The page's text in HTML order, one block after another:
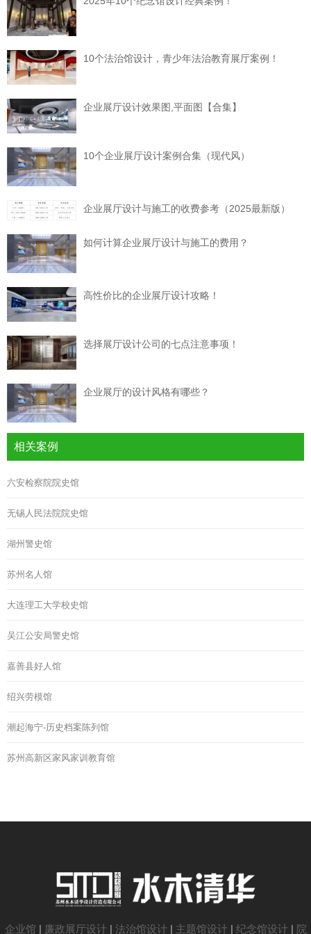
10个法治馆设计，青少年法治教育展厅案例！
企业展厅设计效果图,平面图【合集】
10个企业展厅设计案例合集（现代风）
企业展厅设计与施工的收费参考（2025最新版）
如何计算企业展厅设计与施工的费用？
高性价比的企业展厅设计攻略！
选择展厅设计公司的七点注意事项！
企业展厅的设计风格有哪些？
相关案例
六安检察院院史馆
无锡人民法院院史馆
湖州警史馆
苏州名人馆
大连理工大学校史馆
吴江公安局警史馆
嘉善县好人馆
绍兴劳模馆
潮起海宁-历史档案陈列馆
苏州高新区家风家训教育馆
企业馆 | 廉政展厅设计 | 法治馆设计 | 主题馆设计 | 纪念馆设计 | 院